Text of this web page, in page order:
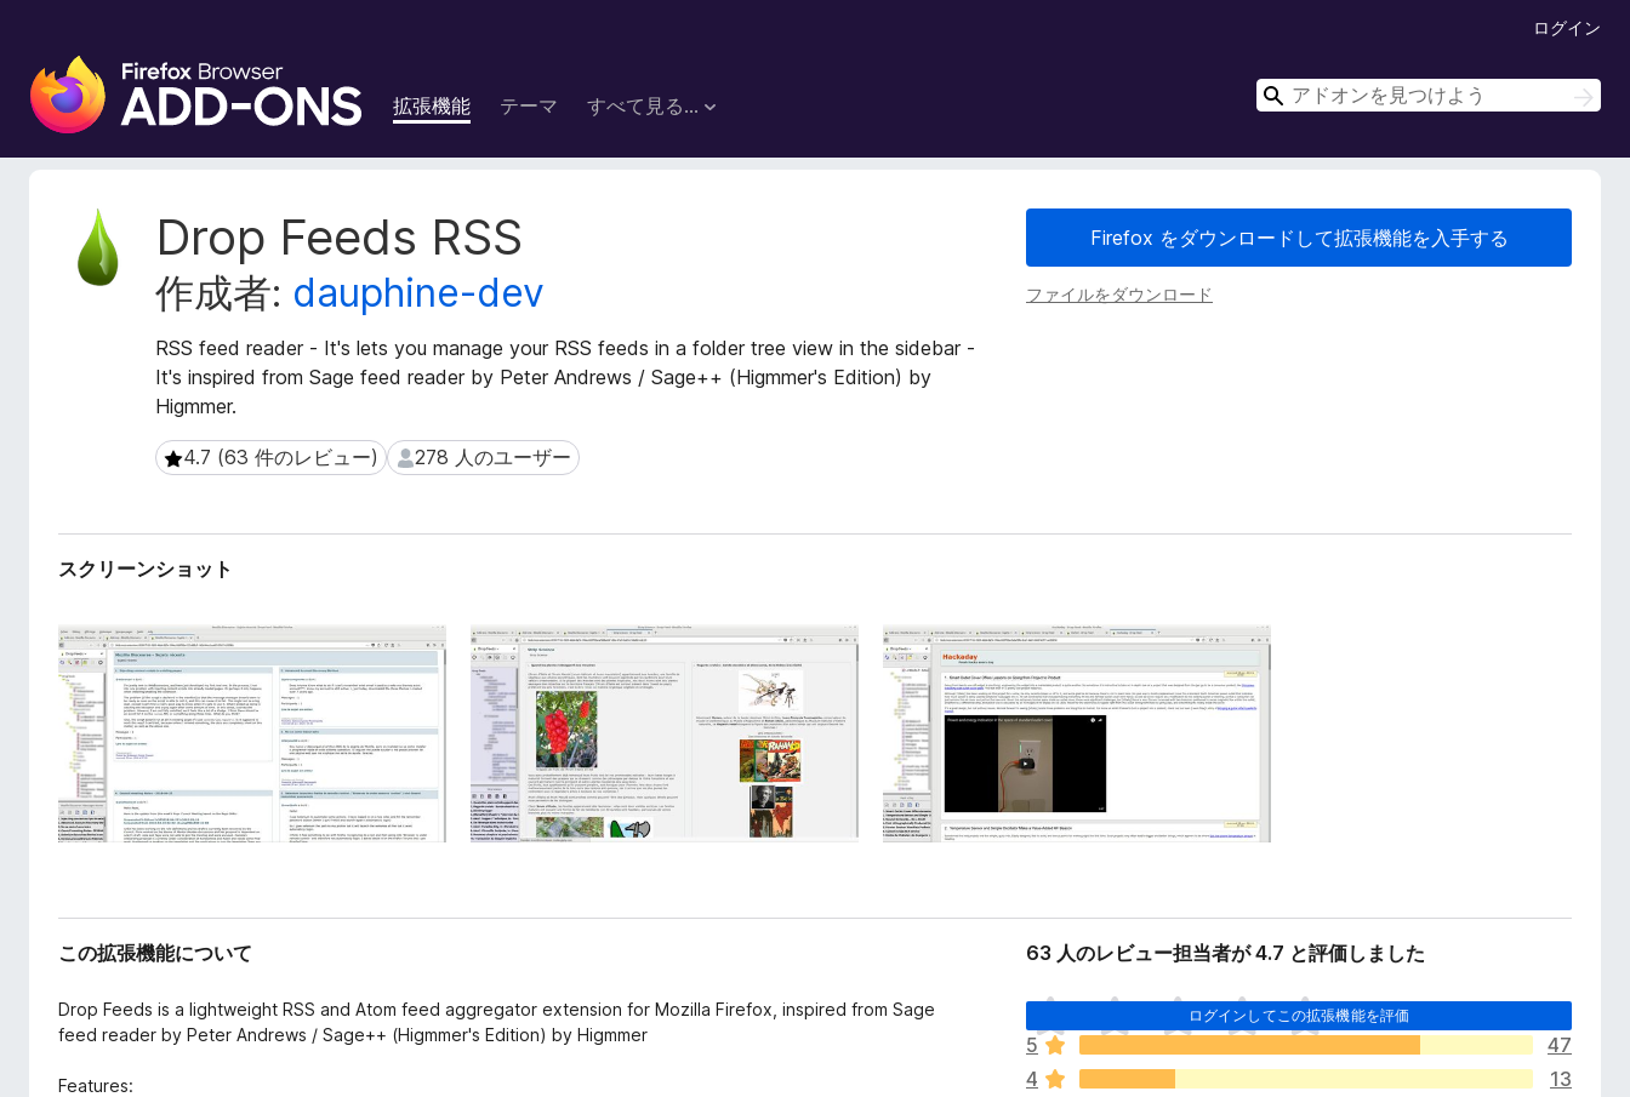
F
i
e
拡張機能 テーマ すべて見る...
ログイン
検
検
索
Drop Feeds RSS
作成者: dauphine-dev
RSS feed reader - It's lets you manage your RSS feeds in a folder tree view in the sidebar -
It's inspired from Sage feed reader by Peter Andrews / Sage++ (Higmmer's Edition) by
Higmmer.
4.7 (63 件のレビュー)
4.7 (63 件のレビュー) 278 人のユーザー
278 人のユーザー
Firefox をダウンロードして拡張機能を入手する
ファイルをダウンロード
機
スクリーンショット
この拡張機能について
Drop Feeds is a lightweight RSS and Atom feed aggregator extension for Mozilla Firefox, inspired from Sage
feed reader by Peter Andrews / Sage++ (Higmmer's Edition) by Higmmer
Features:
63 人のレビュー担当者が 4.7 と評価しました
ログインしてこの拡張機能を評価
ま
だ
評
価
5
47
4
13